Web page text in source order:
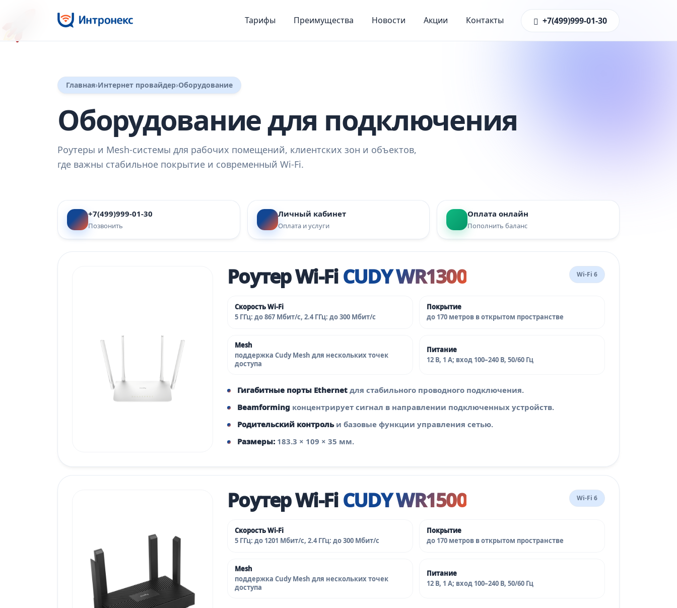
Тарифы Преимущества Новости Акции Контакты +7(499)999-01-30
Главная Интернет провайдер Оборудование
Оборудование для подключения
Роутеры и Mesh‑системы для рабочих помещений, клиентских зон и объектов,
где важны стабильное покрытие и современный Wi‑Fi.
+7(499)999-01-30
Позвонить
Личный кабинет
Оплата и услуги
Оплата онлайн
Пополнить баланс
Роутер Wi‑FiCUDY WR1300 Wi‑Fi 6
Скорость Wi‑Fi
5 ГГц: до 867 Мбит/с, 2.4 ГГц: до 300 Мбит/с
Покрытие
до 170 метров в открытом пространстве
Mesh
поддержка Cudy Mesh для нескольких точек
доступа
Питание
12 В, 1 А; вход 100–240 В, 50/60 Гц
Гигабитные порты Ethernet для стабильного проводного подключения.
Beamforming концентрирует сигнал в направлении подключенных устройств.
Родительский контрольи базовые функции управления сетью.
Размеры: 183.3 × 109 × 35 мм.
Роутер Wi‑FiCUDY WR1500 Wi‑Fi 6
Скорость Wi‑Fi
5 ГГц: до 1201 Мбит/с, 2.4 ГГц: до 300 Мбит/с
Покрытие
до 170 метров в открытом пространстве
Mesh
поддержка Cudy Mesh для нескольких точек
доступа
Питание
12 В, 1 А; вход 100–240 В, 50/60 Гц